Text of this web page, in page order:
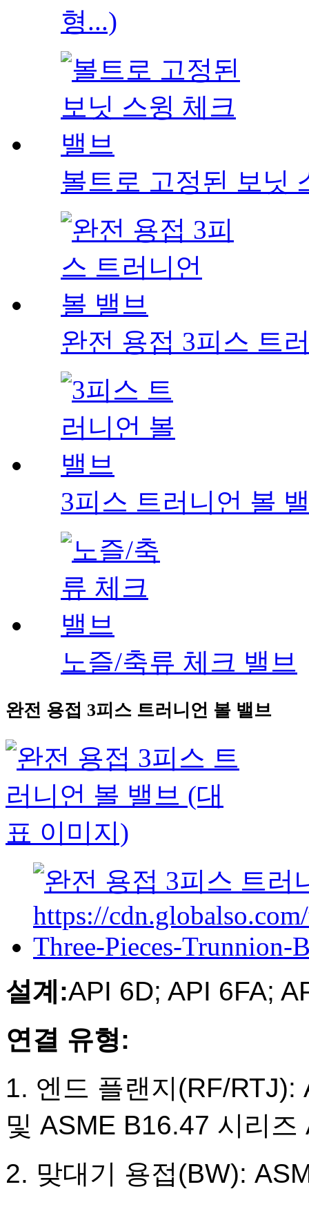
형...)
볼트로 고정된 보닛
완전 용접 3피스 트
3피스 트러니언 볼
노즐/축류 체크 밸브
완전 용접 3피스 트러니언 볼 밸브
설계:API 6D; API 6FA;
연결 유형:
1. 엔드 플랜지(RF/
및 ASME B16.47 시리즈
2. 맞대기 용접(BW):